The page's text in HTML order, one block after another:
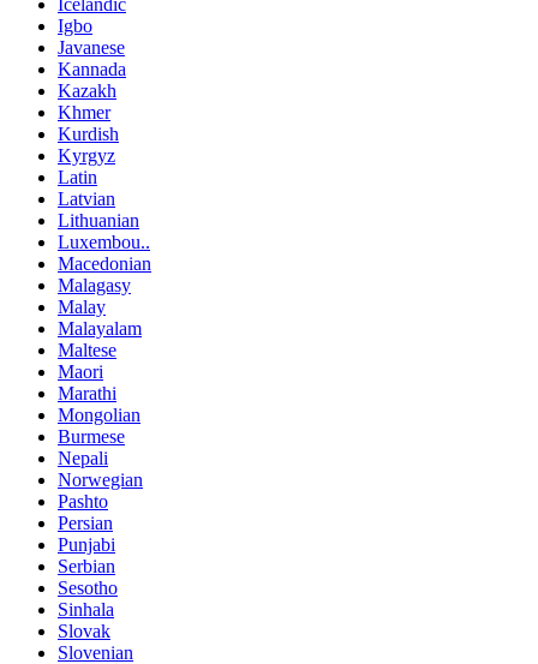
Igbo
Javanese
Kannada
Kazakh
Khmer
Kurdish
Kyrgyz
Latin
Latvian
Lithuanian
Luxembou..
Macedonian
Malagasy
Malay
Malayalam
Maltese
Maori
Marathi
Mongolian
Burmese
Nepali
Norwegian
Pashto
Persian
Punjabi
Serbian
Sesotho
Sinhala
Slovak
Slovenian